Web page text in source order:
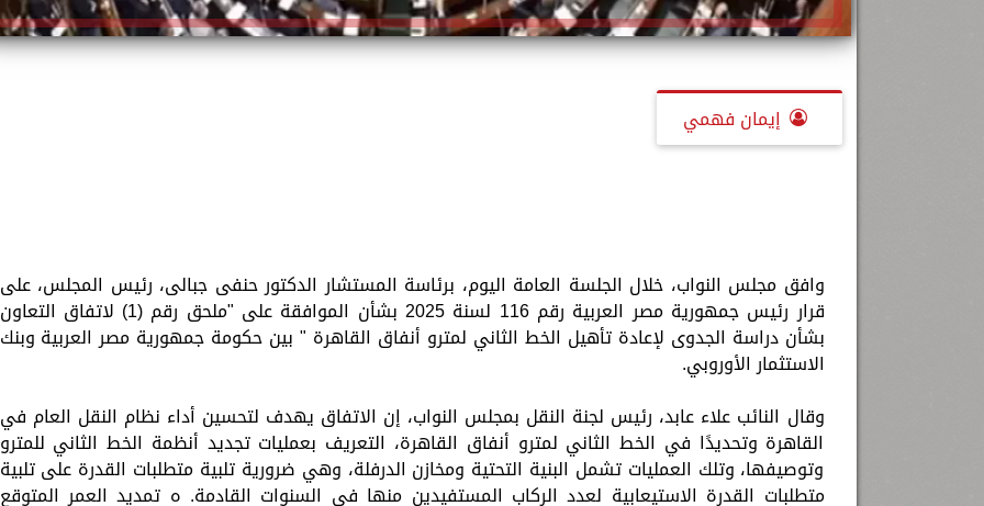
إيمان فهمي
وافق مجلس النواب، خلال الجلسة العامة اليوم، برئاسة المستشار الدكتور حنفى جبالى، رئيس المجلس، على
قرار رئيس جمهورية مصر العربية رقم 116 لسنة 2025 بشأن الموافقة على "ملحق رقم (1) لاتفاق التعاون
بشأن دراسة الجدوى لإعادة تأهيل الخط الثاني لمترو أنفاق القاهرة " بين حكومة جمهورية مصر العربية وبنك
الاستثمار الأوروبي.
وقال النائب علاء عابد، رئيس لجنة النقل بمجلس النواب، إن الاتفاق يهدف لتحسين أداء نظام النقل العام في
القاهرة وتحديدًا في الخط الثاني لمترو أنفاق القاهرة، التعريف بعمليات تجديد أنظمة الخط الثاني للمترو
وتوصيفها، وتلك العمليات تشمل البنية التحتية ومخازن الدرفلة، وهي ضرورية تلبية متطلبات القدرة على تلبية
متطلبات القدرة الاستيعابية لعدد الركاب المستفيدين منها في السنوات القادمة. ه تمديد العمر المتوقع